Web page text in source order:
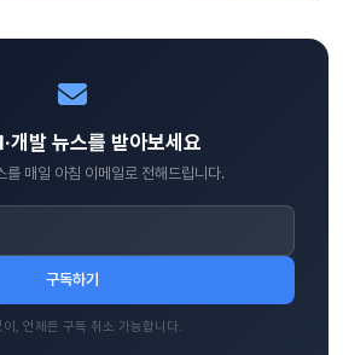
개발 뉴스를 받아보세요
를 매일 아침 이메일로 전해드립니다.
구독하기
이, 언제든 구독 취소 가능합니다.